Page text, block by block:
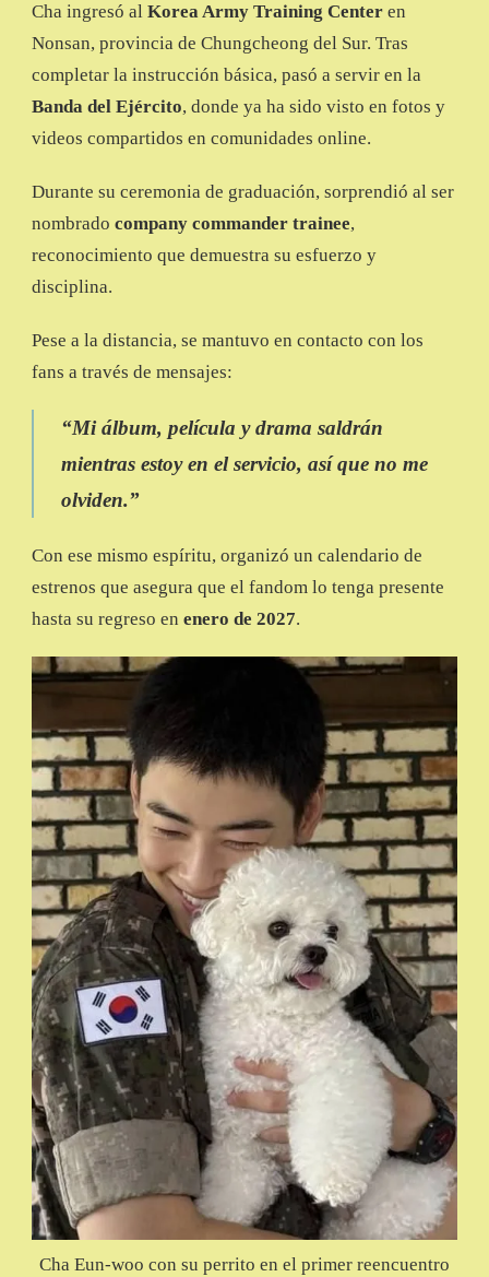
Cha ingresó al Korea Army Training Center en
Nonsan, provincia de Chungcheong del Sur. Tras
completar la instrucción básica, pasó a servir en la
Banda del Ejército, donde ya ha sido visto en fotos y
videos compartidos en comunidades online.
Durante su ceremonia de graduación, sorprendió al ser
nombrado company commander trainee,
reconocimiento que demuestra su esfuerzo y
disciplina.
Pese a la distancia, se mantuvo en contacto con los
fans a través de mensajes:
“Mi álbum, película y drama saldrán
mientras estoy en el servicio, así que no me
olviden.”
Con ese mismo espíritu, organizó un calendario de
estrenos que asegura que el fandom lo tenga presente
hasta su regreso en enero de 2027.
Cha Eun-woo con su perrito en el primer reencuentro